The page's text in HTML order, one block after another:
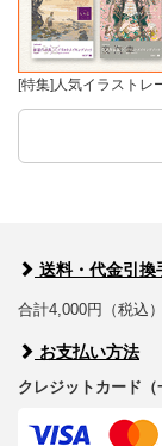
[特集]人気イラストレ
送料・代金引換
合計4,000円（税込
お支払い方法
クレジットカード（